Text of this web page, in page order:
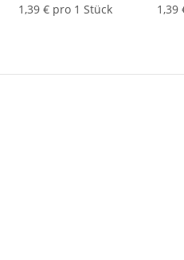
1,39 € pro 1 Stück
1,39